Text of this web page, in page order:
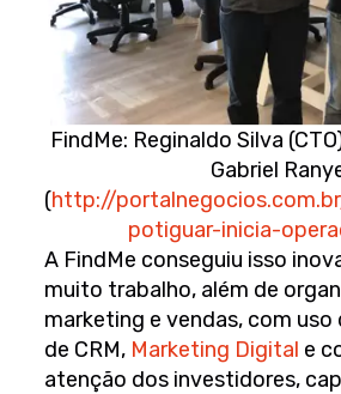
FindMe: Reginaldo Silva
Gabriel
(http://
potiguar-inicia-
A FindMe conseguiu isso
muito trabalho, além de
marketing e vendas, com
de CRM, Marketing Digital e
atenção dos investidores,